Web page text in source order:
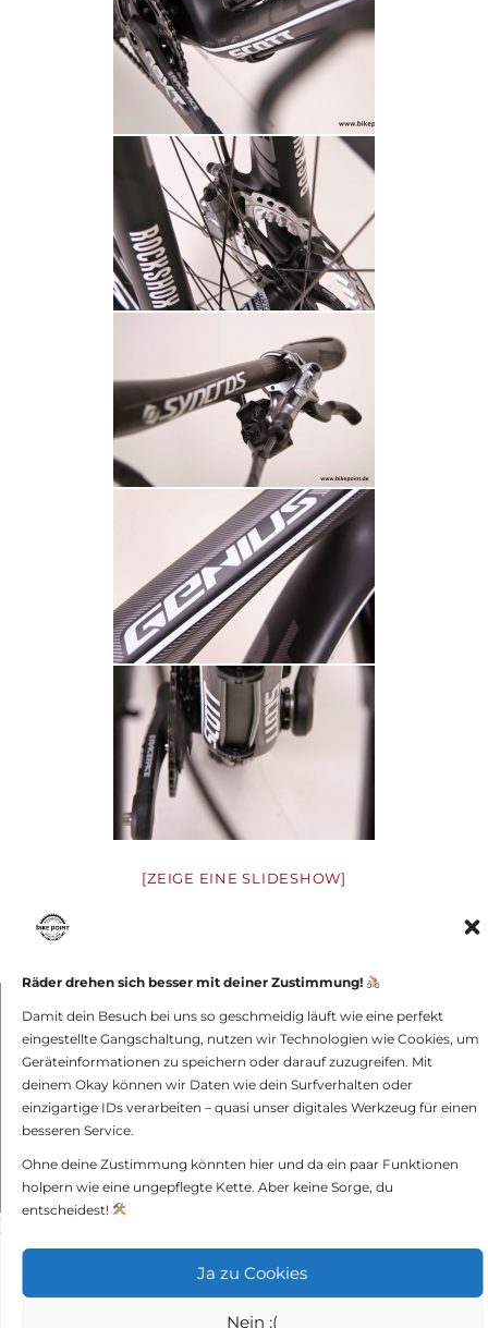
Räder drehen sich besser mit deiner Zustimmung!
Damit dein Besuch bei uns so geschmeidig läuft wie eine perfekt
eingestellte Gangschaltung, nutzen wir Technologien wie Cookies, um
Geräteinformationen zu speichern oder darauf zuzugreifen. Mit
deinem Okay können wir Daten wie dein Surfverhalten oder
einzigartige IDs verarbeiten – quasi unser digitales Werkzeug für einen
besseren Service.
Ohne deine Zustimmung könnten hier und da ein paar Funktionen
holpern wie eine ungepflegte Kette. Aber keine Sorge, du
entscheidest!
Ja zu Cookies
Nein :(
[ZEIGE EINE SLIDESHOW]
bike point GmbH - Impressum und
Datenschutz